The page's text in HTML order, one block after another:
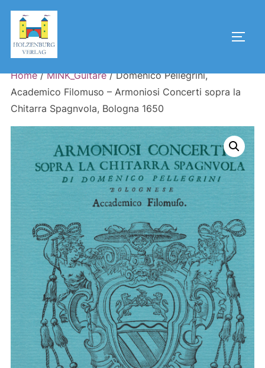
Skip
content
Home/MINK_Guitare/ Domenico Pellegrini,
Academico Filomuso – Armoniosi Concerti sopra la
Chitarra Spagnvola, Bologna 1650